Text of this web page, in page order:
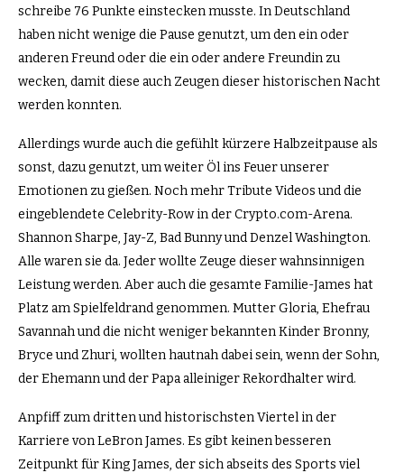
schreibe 76 Punkte einstecken musste. In Deutschland
haben nicht wenige die Pause genutzt, um den ein oder
anderen Freund oder die ein oder andere Freundin zu
wecken, damit diese auch Zeugen dieser historischen Nacht
werden konnten.
Allerdings wurde auch die gefühlt kürzere Halbzeitpause als
sonst, dazu genutzt, um weiter Öl ins Feuer unserer
Emotionen zu gießen. Noch mehr Tribute Videos und die
eingeblendete Celebrity-Row in der Crypto.com-Arena.
Shannon Sharpe, Jay-Z, Bad Bunny und Denzel Washington.
Alle waren sie da. Jeder wollte Zeuge dieser wahnsinnigen
Leistung werden. Aber auch die gesamte Familie-James hat
Platz am Spielfeldrand genommen. Mutter Gloria, Ehefrau
Savannah und die nicht weniger bekannten Kinder Bronny,
Bryce und Zhuri, wollten hautnah dabei sein, wenn der Sohn,
der Ehemann und der Papa alleiniger Rekordhalter wird.
Anpfiff zum dritten und historischsten Viertel in der
Karriere von LeBron James. Es gibt keinen besseren
Zeitpunkt für King James, der sich abseits des Sports viel